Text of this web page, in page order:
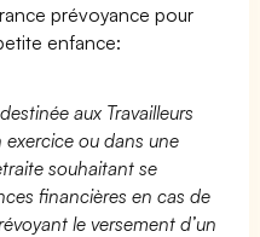
prévoyance pour
enfance:
aux Travailleurs
ou dans une
souhaitant se
financières en cas de
le versement d’un